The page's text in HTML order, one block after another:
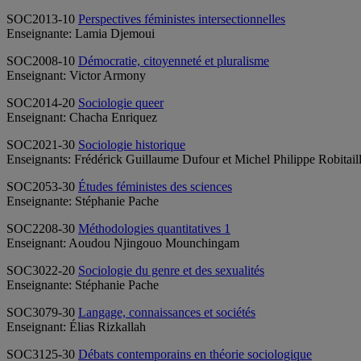
SOC2013-10 Perspectives féministes intersectionnelles
Enseignante: Lamia Djemoui
SOC2008-10 Démocratie, citoyenneté et pluralisme
Enseignant: Victor Armony
SOC2014-20 Sociologie queer
Enseignant: Chacha Enriquez
SOC2021-30 Sociologie historique
Enseignants: Frédérick Guillaume Dufour et Michel Philippe
SOC2053-30 Études féministes des sciences
Enseignante: Stéphanie Pache
SOC2208-30 Méthodologies quantitatives 1
Enseignant: Aoudou Njingouo Mounchingam
SOC3022-20 Sociologie du genre et des sexualités
Enseignante: Stéphanie Pache
SOC3079-30 Langage, connaissances et sociétés
Enseignant: Élias Rizkallah
SOC3125-30 Débats contemporains en théorie sociologique